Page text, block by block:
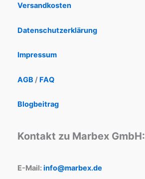
Versandkosten
Datenschutzerklärung
Impressum
AGB / FAQ
Blogbeitrag
Kontakt zu Marbex GmbH:
E-Mail:info@marbex.de